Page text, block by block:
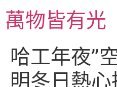
主萬物皆有光
哈工年夜”
明冬日熱